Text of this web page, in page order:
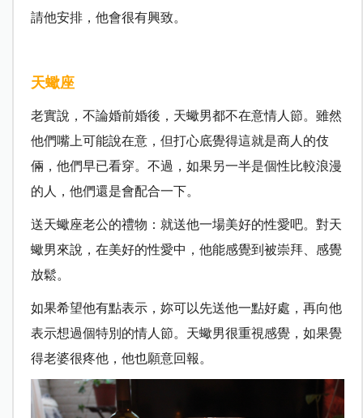
請他安排，他會很有興致。
天蠍座
老實說，不論婚前婚後，天蠍男都不在意情人節。雖然
他們嘴上可能說在意，但打心底覺得這就是商人的伎
倆，他們早已看穿。不過，如果另一半是個性比較浪漫
的人，他們還是會配合一下。
送天蠍座老公的禮物：就送他一場美好的性愛吧。對天
蠍男來說，在美好的性愛中，他能感覺到被崇拜、感覺
放鬆。
如果希望他有點表示，妳可以先送他一點好處，再向他
表示想過個特別的情人節。天蠍男很重視感覺，如果覺
得老婆很疼他，他也願意回報。